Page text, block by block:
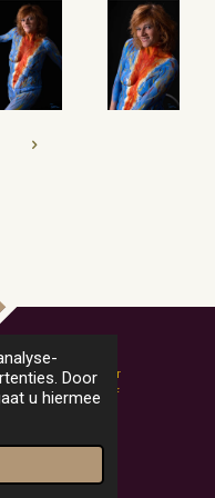
Door
u hiermee
mag zonder
gekopieerd of